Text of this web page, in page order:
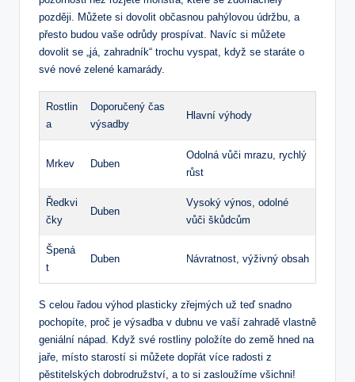
později. Můžete si dovolit občasnou pahýlovou údržbu, a
přesto budou vaše odrůdy prospívat. Navíc si můžete
dovolit se „já, zahradník“ trochu vyspat, když se staráte o
své nové zelené kamarády.
Rostlin
a
Doporučený čas
výsadby
Hlavní výhody
Mrkev Duben
Odolná vůči mrazu, rychlý
růst
Ředkvi
čky
Duben
Vysoký výnos, odolné
vůči škůdcům
Špená
t
Duben Návratnost, výživný obsah
S celou řadou výhod plasticky zřejmých už teď snadno
pochopíte, proč je výsadba v dubnu ve vaší zahradě vlastně
geniální nápad. Když své rostliny položíte do země hned na
jaře, místo starostí si můžete dopřát více radosti z
pěstitelských dobrodružství, a to si zasloužíme všichni!